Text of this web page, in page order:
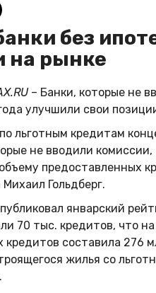
на рынке
– Банки, которые не
улучшили свои
льготным кредитам
не вводили
предоставленных
Гольдберг.
январский
70 тыс. кредитов, что
составила 276
жилья со